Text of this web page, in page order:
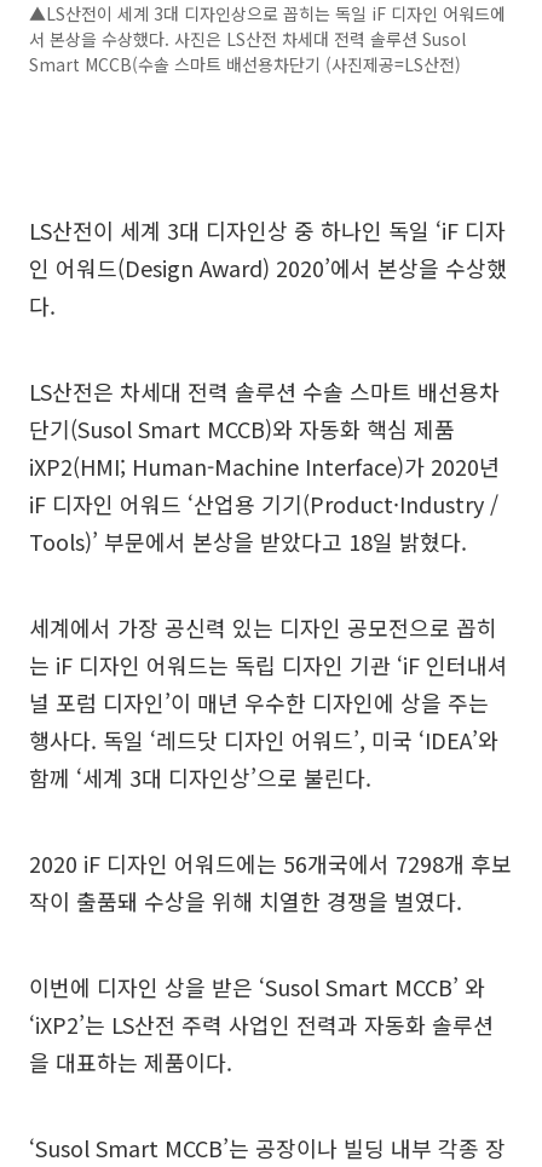
▲LS산전이 세계 3대 디자인상으로 꼽히는 독일 iF 디자인 어워드에
서 본상을 수상했다. 사진은 LS산전 차세대 전력 솔루션 Susol
Smart MCCB(수솔 스마트 배선용차단기 (사진제공=LS산전)
LS산전이 세계 3대 디자인상 중 하나인 독일 ‘iF 디자
인 어워드(Design Award) 2020’에서 본상을 수상했
다.
LS산전은 차세대 전력 솔루션 수솔 스마트 배선용차
단기(Susol Smart MCCB)와 자동화 핵심 제품
iXP2(HMI; Human-Machine Interface)가 2020년
iF 디자인 어워드 ‘산업용 기기(Product·Industry /
Tools)’ 부문에서 본상을 받았다고 18일 밝혔다.
세계에서 가장 공신력 있는 디자인 공모전으로 꼽히
는 iF 디자인 어워드는 독립 디자인 기관 ‘iF 인터내셔
널 포럼 디자인’이 매년 우수한 디자인에 상을 주는
행사다. 독일 ‘레드닷 디자인 어워드’, 미국 ‘IDEA’와
함께 ‘세계 3대 디자인상’으로 불린다.
2020 iF 디자인 어워드에는 56개국에서 7298개 후보
작이 출품돼 수상을 위해 치열한 경쟁을 벌였다.
이번에 디자인 상을 받은 ‘Susol Smart MCCB’ 와
‘iXP2’는 LS산전 주력 사업인 전력과 자동화 솔루션
을 대표하는 제품이다.
‘Susol Smart MCCB’는 공장이나 빌딩 내부 각종 장